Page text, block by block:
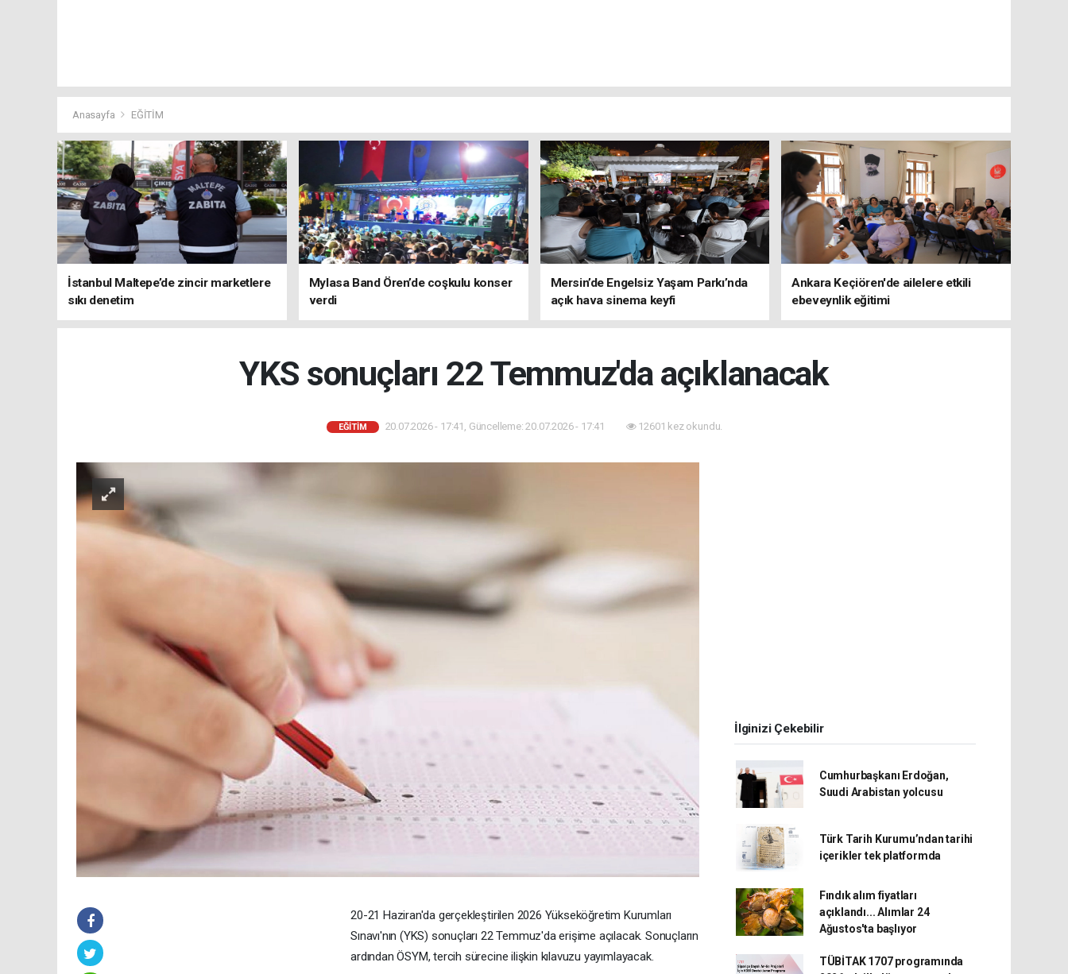
Anasayfa EĞİTİM
İstanbul Maltepe’de zincir marketlere
sıkı denetim
Mylasa Band Ören’de coşkulu konser
verdi
Mersin’de Engelsiz Yaşam Parkı’nda
açık hava sinema keyfi
Ankara Keçiören'de ailelere etkili
ebeveynlik eğitimi
YKS sonuçları 22 Temmuz'da açıklanacak
EĞİTİM 20.07.2026 - 17:41, Güncelleme: 20.07.2026 - 17:41 12601 kez okundu.
20-21 Haziran'da gerçekleştirilen 2026 Yükseköğretim Kurumları
Sınavı'nın (YKS) sonuçları 22 Temmuz'da erişime açılacak. Sonuçların
ardından ÖSYM, tercih sürecine ilişkin kılavuzu yayımlayacak.
İlginizi Çekebilir
Cumhurbaşkanı Erdoğan,
Suudi Arabistan yolcusu
Türk Tarih Kurumu’ndan tarihi
içerikler tek platformda
Fındık alım fiyatları
açıklandı... Alımlar 24
Ağustos'ta başlıyor
TÜBİTAK 1707 programında